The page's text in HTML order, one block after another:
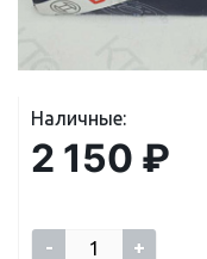
Наличные:
2 150 ₽
- +